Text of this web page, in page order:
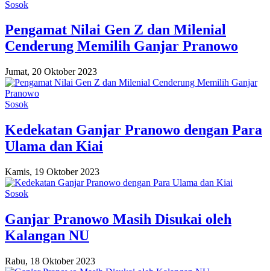
Sosok
Pengamat Nilai Gen Z dan Milenial
Cenderung Memilih Ganjar Pranowo
Jumat, 20 Oktober 2023
Sosok
Kedekatan Ganjar Pranowo dengan Para
Ulama dan Kiai
Kamis, 19 Oktober 2023
Sosok
Ganjar Pranowo Masih Disukai oleh
Kalangan NU
Rabu, 18 Oktober 2023